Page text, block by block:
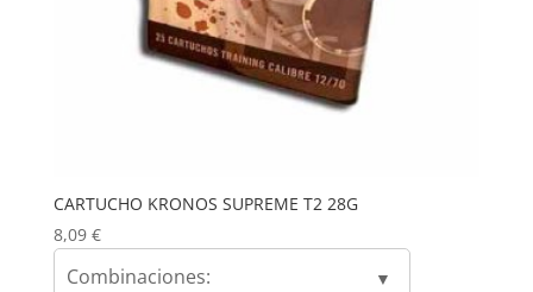
CARTUCHO KRONOS SUPREME T2 28G
8,09 €
Combinaciones: